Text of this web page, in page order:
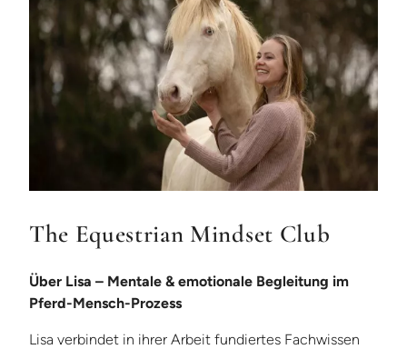
The Equestrian Mindset Club
Über Lisa – Mentale & emotionale Begleitung im
Pferd-Mensch-Prozess
Lisa verbindet in ihrer Arbeit fundiertes Fachwissen